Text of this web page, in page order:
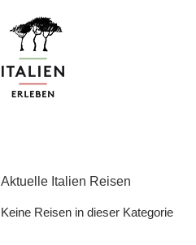
Aktuelle Italien Reisen
Keine Reisen in dieser Kategorie